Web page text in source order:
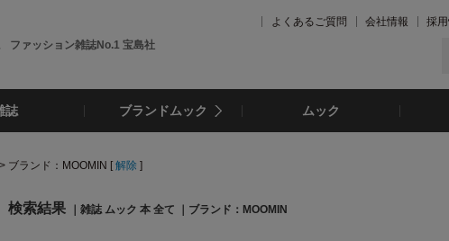
ファッション雑誌No.1 宝島社
よくあるご質問 会社情報 採
誌 ブランドムック ムック
ブランド：MOOMIN [ 解除 ]
検索結果 ｜雑誌 ムック 本 全て ｜ブランド：MOOMIN